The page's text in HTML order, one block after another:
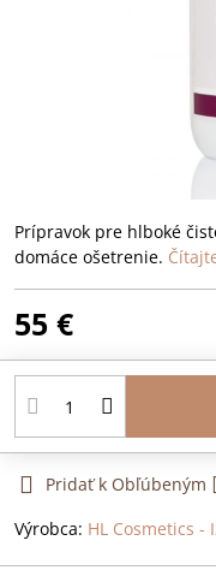
Prípravok pre hlboké
domáce ošetrenie.
55 €
Pridať k Obľúbeným
Výrobca: HL Cosmetics -